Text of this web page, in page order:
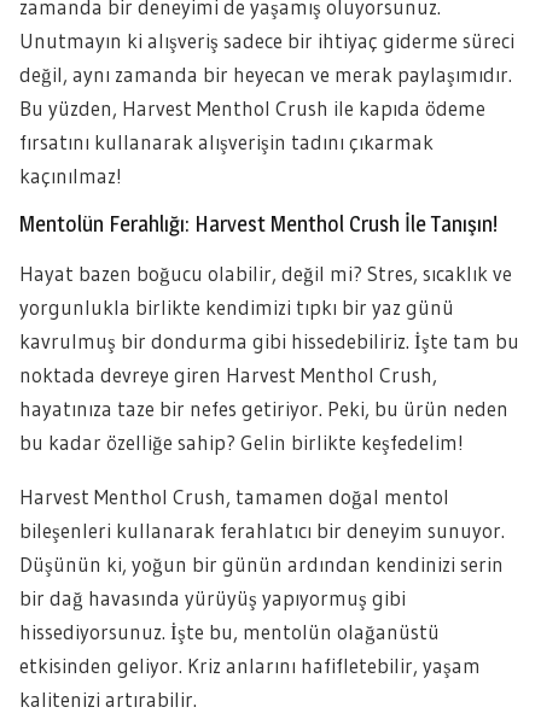
zamanda bir deneyimi de yaşamış oluyorsunuz.
Unutmayın ki alışveriş sadece bir ihtiyaç giderme süreci
değil, aynı zamanda bir heyecan ve merak paylaşımıdır.
Bu yüzden, Harvest Menthol Crush ile kapıda ödeme
fırsatını kullanarak alışverişin tadını çıkarmak
kaçınılmaz!
Mentolün Ferahlığı: Harvest Menthol Crush İle Tanışın!
Hayat bazen boğucu olabilir, değil mi? Stres, sıcaklık ve
yorgunlukla birlikte kendimizi tıpkı bir yaz günü
kavrulmuş bir dondurma gibi hissedebiliriz. İşte tam bu
noktada devreye giren Harvest Menthol Crush,
hayatınıza taze bir nefes getiriyor. Peki, bu ürün neden
bu kadar özelliğe sahip? Gelin birlikte keşfedelim!
Harvest Menthol Crush, tamamen doğal mentol
bileşenleri kullanarak ferahlatıcı bir deneyim sunuyor.
Düşünün ki, yoğun bir günün ardından kendinizi serin
bir dağ havasında yürüyüş yapıyormuş gibi
hissediyorsunuz. İşte bu, mentolün olağanüstü
etkisinden geliyor. Kriz anlarını hafifletebilir, yaşam
kalitenizi artırabilir.